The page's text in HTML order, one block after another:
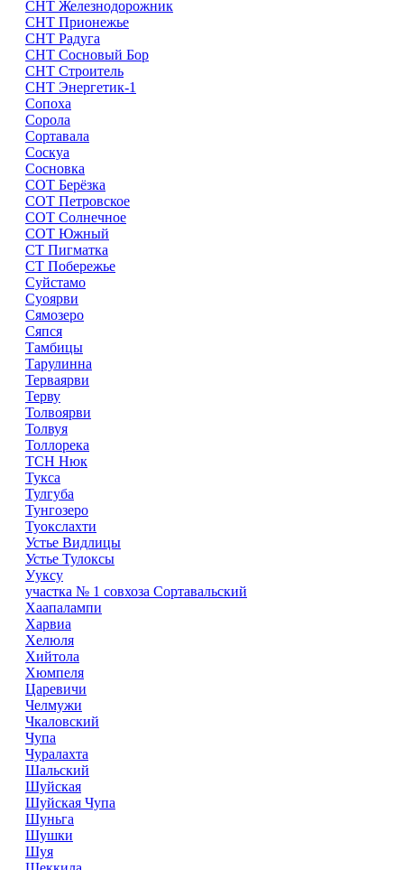
СНТ Железнодорожник
СНТ Прионежье
СНТ Радуга
СНТ Сосновый Бор
СНТ Строитель
СНТ Энергетик-1
Сопоха
Сорола
Сортавала
Соскуа
Сосновка
СОТ Берёзка
СОТ Петровское
СОТ Солнечное
СОТ Южный
СТ Пигматка
СТ Побережье
Суйстамо
Суоярви
Сямозеро
Сяпся
Тамбицы
Тарулинна
Терваярви
Терву
Толвоярви
Толвуя
Толлорека
ТСН Нюк
Тукса
Тулгуба
Тунгозеро
Туокслахти
Устье Видлицы
Устье Тулоксы
Ууксу
участка № 1 совхоза Сортавальский
Хаапалампи
Харвиа
Хелюля
Хийтола
Хюмпеля
Царевичи
Челмужи
Чкаловский
Чупа
Чуралахта
Шальский
Шуйская
Шуйская Чупа
Шуньга
Шушки
Шуя